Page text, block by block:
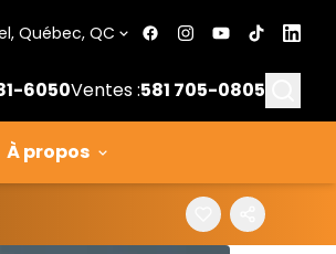
Québec, QC
6050Ventes :581 705-0805
À propos